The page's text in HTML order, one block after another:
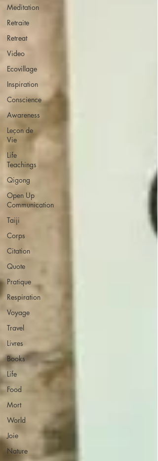
Meditation
Retraite
Retreat
Video
Ecovillage
Inspiration
Conscience
Awareness
Leçon de
Vie
Life
Teachings
Qigong
Open Up
Communication
Taiji
Corps
Citation
Quote
Pratique
Respiration
Voyage
Travel
Livres
Books
Life
Food
Mort
World
Joie
Nature